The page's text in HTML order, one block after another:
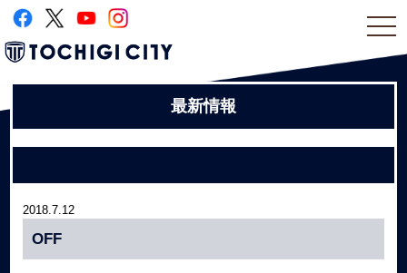
最新情報
2018.7.12
OFF